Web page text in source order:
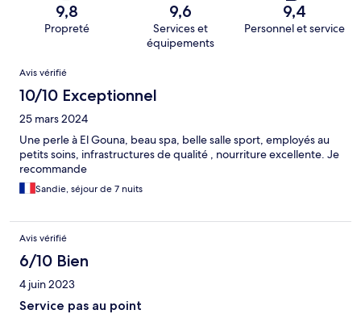
9,8
Propreté
9,6
Services et
équipements
9,4
Personnel et service
Avis
Avis vérifié
10/10 Exceptionnel
25 mars 2024
Une perle à El Gouna, beau spa, belle salle sport, employés au
petits soins, infrastructures de qualité , nourriture excellente. Je
recommande
Sandie, séjour de 7 nuits
Avis vérifié
6/10 Bien
4 juin 2023
Service pas au point